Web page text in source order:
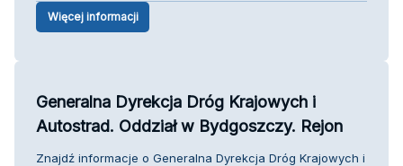
Więcej informacji
Generalna Dyrekcja Dróg Krajowych i
Autostrad. Oddział w Bydgoszczy. Rejon
Znajdź informacje o Generalna Dyrekcja Dróg Krajowych i